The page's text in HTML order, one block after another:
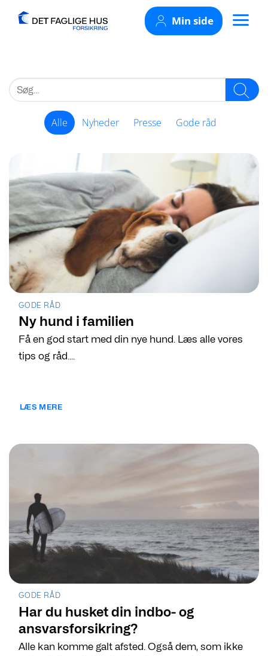
Min side
Alle Nyheder Presse Gode råd
GODE RÅD
Ny hund i familien
Få en god start med din nye hund. Læs alle vores
tips og råd....
LÆS MERE
GODE RÅD
Har du husket din indbo- og
ansvarsforsikring?
Alle kan komme galt afsted. Også dem, som ikke